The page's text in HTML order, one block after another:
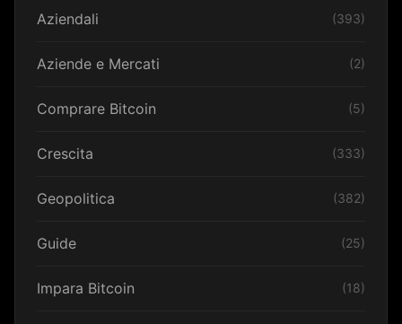
Aziendali (393)
Aziende e Mercati (2)
Comprare Bitcoin (5)
Crescita (333)
Geopolitica (382)
Guide (25)
Impara Bitcoin (18)